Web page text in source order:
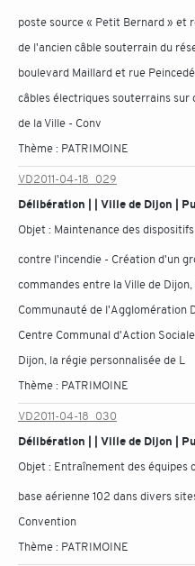
poste source « Petit Bernard » et
de l'ancien câble souterrain du
boulevard Maillard et rue
câbles électriques souterrains sur
de la Ville - Conv
Thème : PATRIMOINE
VD2011-04-18_029
Délibération | | Ville de Dijon |
Objet : Maintenance des
contre l'incendie - Création d'un
commandes entre la Ville de Dijon,
Communauté de l'Agglomération
Centre Communal d'Action
Dijon, la régie personnalisée de L
Thème : PATRIMOINE
VD2011-04-18_030
Délibération | | Ville de Dijon |
Objet : Entraînement des équipes
base aérienne 102 dans divers
Convention
Thème : PATRIMOINE